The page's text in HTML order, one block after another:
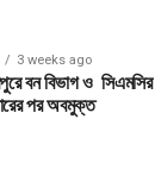
3 weeks ago
বন বিভাগ ও
পর অবমুক্ত